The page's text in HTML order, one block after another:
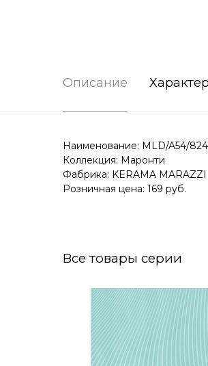
Описание
Наименование: MLD/A54/
Коллекция: Маронти
Фабрика: KERAMA MARAZZI
Розничная цена: 169 руб.
Все товары серии